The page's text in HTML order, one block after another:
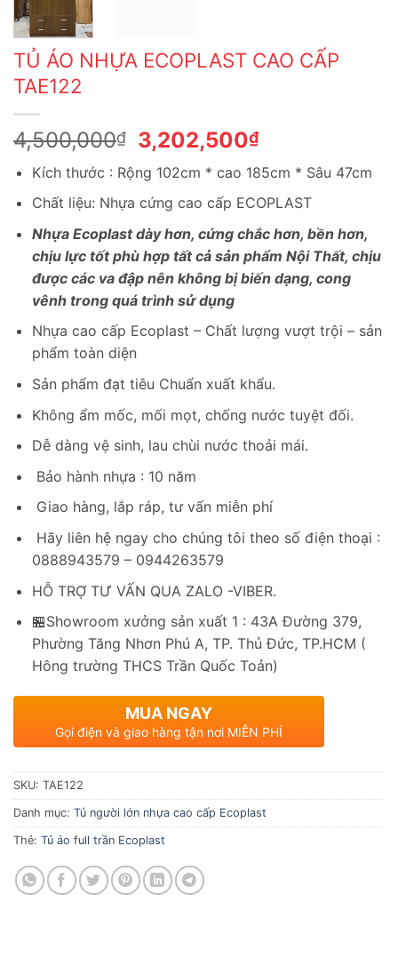
TỦ ÁO NHỰA ECOPLAST CAO CẤP
TAE122
4,500,000₫
Giá
gốc
là:
4,500,000₫.
3,202,500₫Giá
tại
là:
3,202,500₫.
Kích thước : Rộng 102cm * cao 185cm * Sâu 47cm
Chất liệu: Nhựa cứng cao cấp ECOPLAST
Nhựa Ecoplast dày hơn, cứng chắc hơn, bền hơn,
chịu lực tốt phù hợp tất cả sản phẩm Nội Thất, chịu
được các va đập nên không bị biến dạng, cong
vênh trong quá trình sử dụng
Nhựa cao cấp Ecoplast – Chất lượng vượt trội – sản
phẩm toàn diện
Sản phẩm đạt tiêu Chuẩn xuất khẩu.
Không ẩm mốc, mối mọt, chống nước tuyệt đối.
Dễ dàng vệ sinh, lau chùi nước thoải mái.
Bảo hành nhựa : 10 năm
Giao hàng, lắp ráp, tư vấn miễn phí
Hãy liên hệ ngay cho chúng tôi theo số điện thoại :
0888943579 – 0944263579
HỖ TRỢ TƯ VẤN QUA ZALO -VIBER.
🏪Showroom xưởng sản xuất 1 : 43A Đường 379,
Phường Tăng Nhơn Phú A, TP. Thủ Đức, TP.HCM (
Hông trường THCS Trần Quốc Toản)
MUA NGAY
Gọi điện và giao hàng tận nơi MIỄN PHÍ
SKU: TAE122
Danh mục: Tủ người lớn nhựa cao cấp Ecoplast
Thẻ: Tủ áo full trần Ecoplast